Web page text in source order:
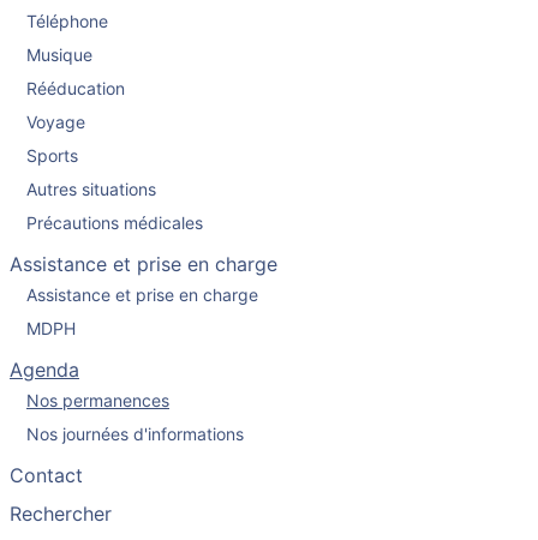
Téléphone
Musique
Rééducation
Voyage
Sports
Autres situations
Précautions médicales
Assistance et prise en charge
Assistance et prise en charge
MDPH
Agenda
Nos permanences
Nos journées d'informations
Contact
Rechercher